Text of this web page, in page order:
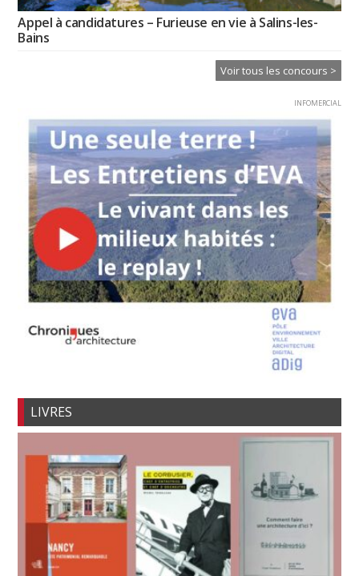
Appel à candidatures – Furieuse en vie à Salins-les-
Bains
Voir tous les concours >
INFOMERCIAL
LIVRES